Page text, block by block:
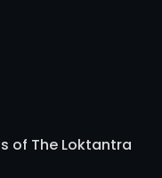
of The Loktantra